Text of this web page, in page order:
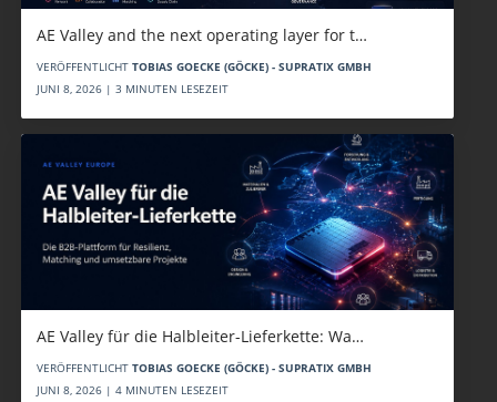
AE Valley and the next operating layer for t…
VERÖFFENTLICHT TOBIAS GOECKE (GÖCKE) - SUPRATIX GMBH
JUNI 8, 2026 | 3 MINUTEN LESEZEIT
AE Valley für die Halbleiter-Lieferkette: Wa…
VERÖFFENTLICHT TOBIAS GOECKE (GÖCKE) - SUPRATIX GMBH
JUNI 8, 2026 | 4 MINUTEN LESEZEIT